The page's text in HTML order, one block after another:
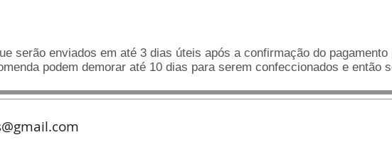
serão enviados em até 3 dias úteis após a confirmação do
podem demorar até 10 dias para serem confeccionados e então